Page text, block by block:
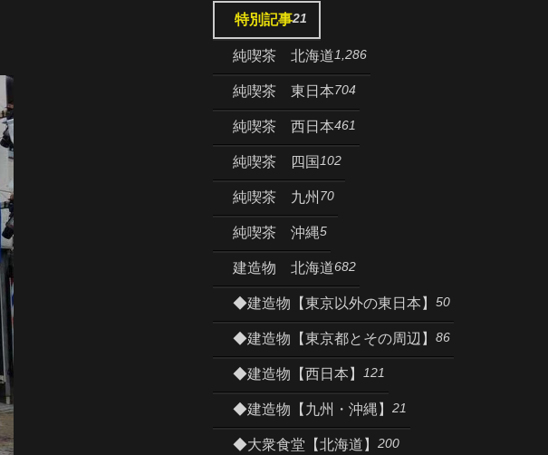
特別記事21
純喫茶 北海道1,286
純喫茶 東日本704
純喫茶 西日本461
純喫茶 四国 102
純喫茶 九州 70
純喫茶 沖縄5
建造物 北海道682
◆建造物【東京以外の東日本】 50
◆建造物【東京都とその周辺】 86
◆建造物【西日本】 121
◆建造物【九州・沖縄】 21
◆大衆食堂【北海道】 200